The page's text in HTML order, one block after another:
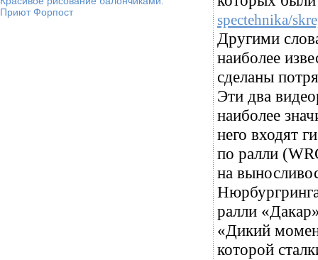
Приют Форпост
spectehnika/
Другими
наиболее
сделаны
Эти два
наиболее
него входят
по ралли
на
ралли
«Дикий
которой